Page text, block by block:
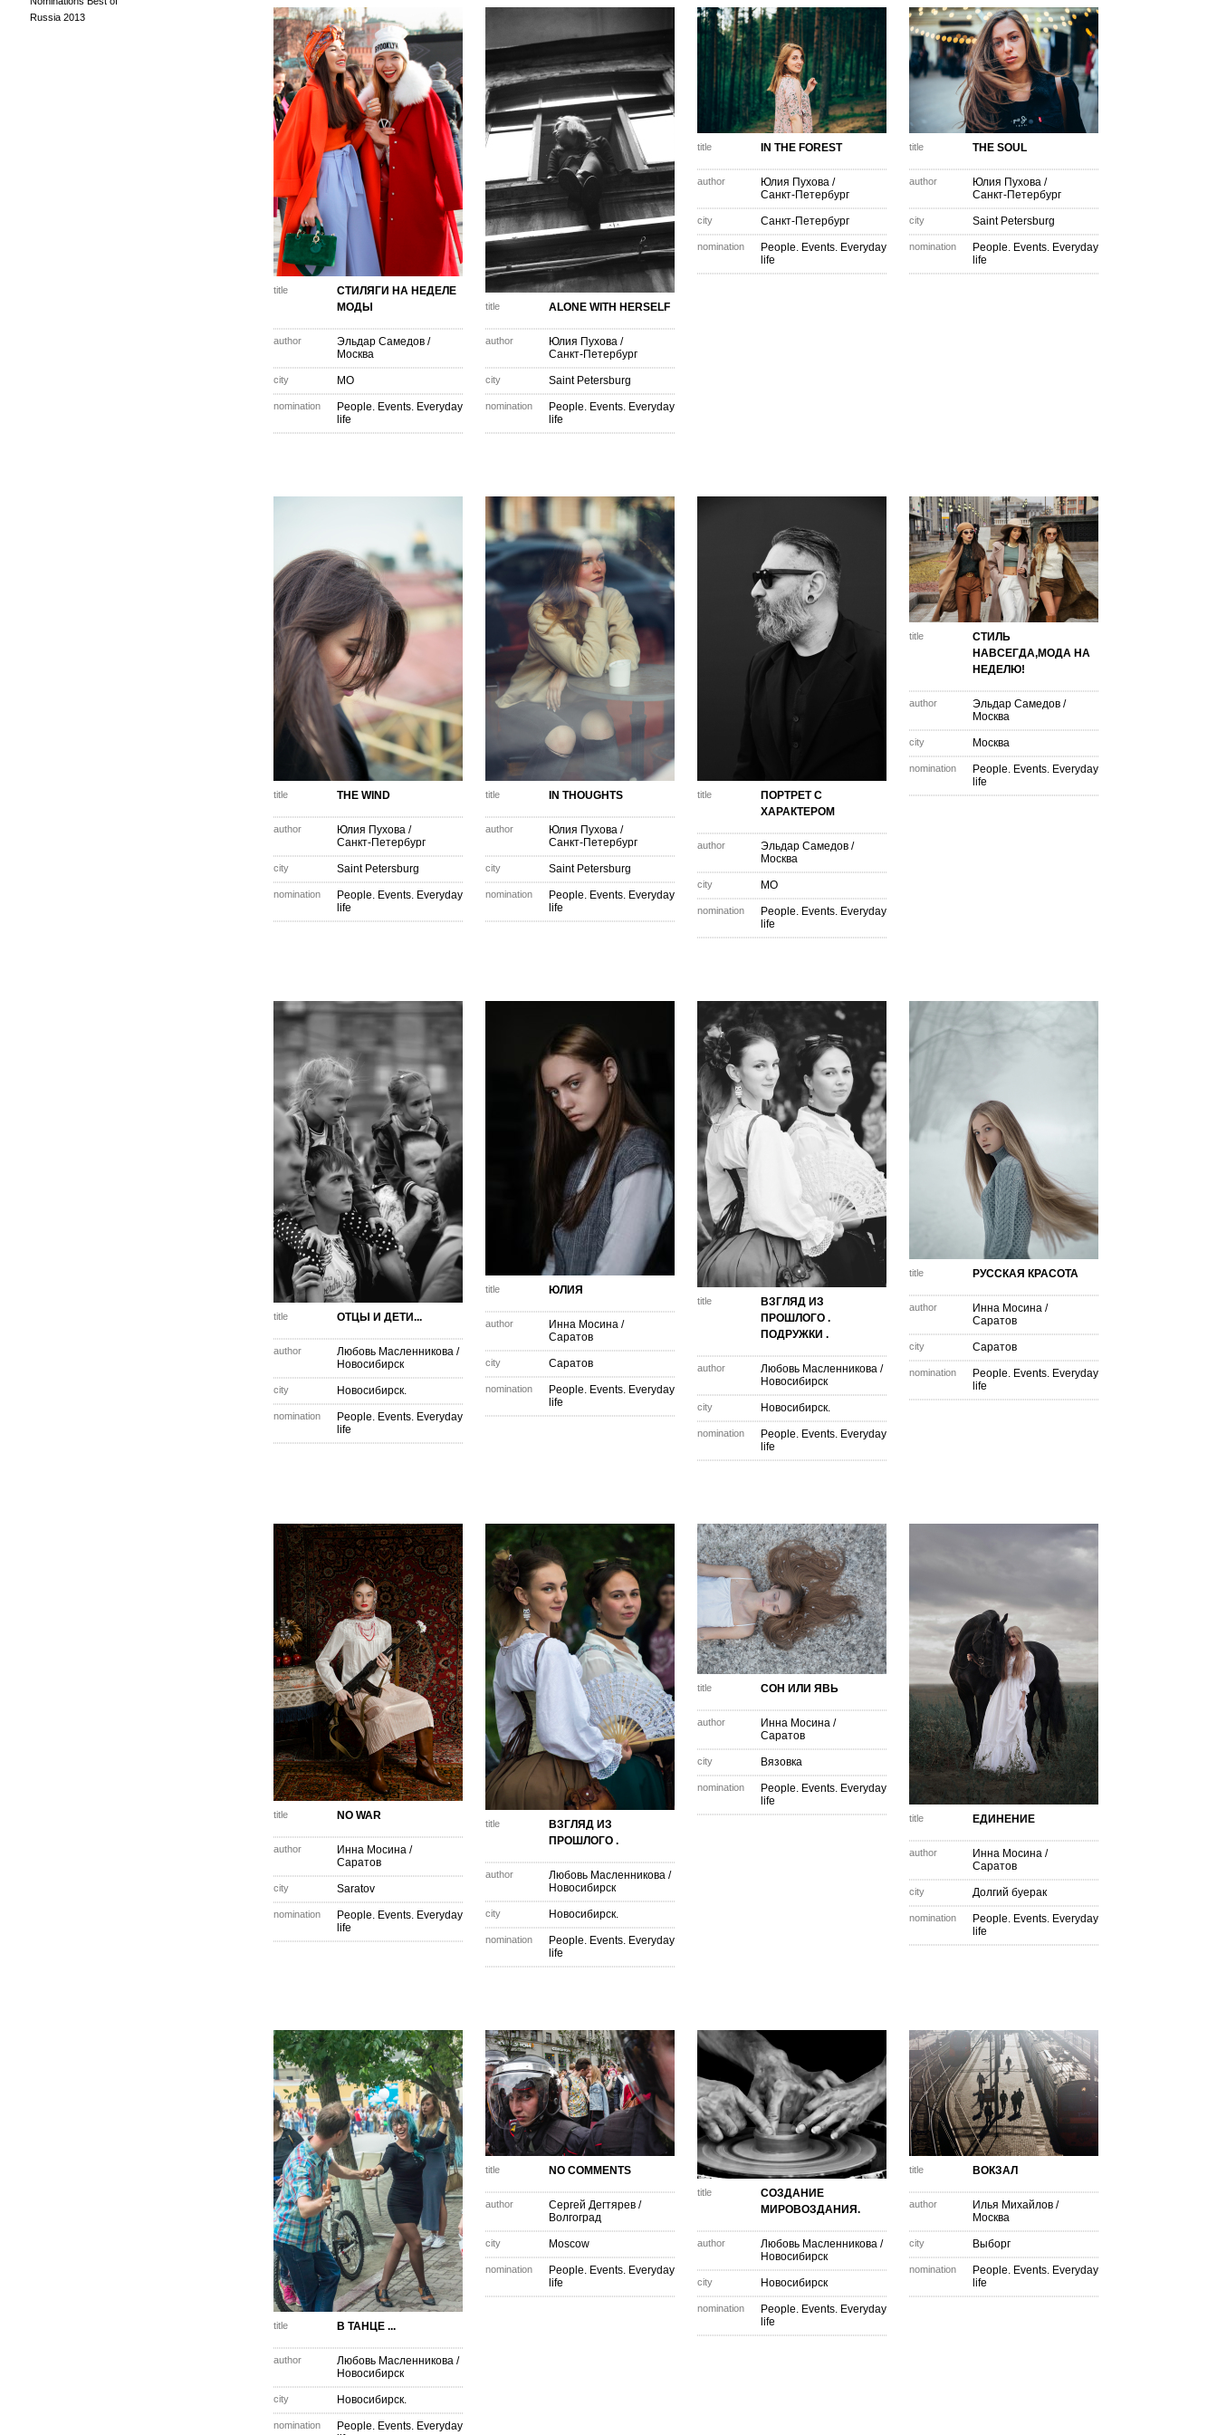
Russia 2013
title
СТИЛЯГИ НА НЕДЕЛЕ
МОДЫ
author Эльдар Самедов /
Москва
city МО
nomination
People. Events. Everyday
life
title ALONE WITH HERSELF
author Юлия Пухова /
Санкт-Петербург
city Saint Petersburg
nomination
People. Events. Everyday
life
title IN THE FOREST
author Юлия Пухова /
Санкт-Петербург
city Санкт-Петербург
nomination
People. Events. Everyday
life
title THE SOUL
author Юлия Пухова /
Санкт-Петербург
city Saint Petersburg
nomination
People. Events. Everyday
life
title THE WIND
author Юлия Пухова /
Санкт-Петербург
city Saint Petersburg
nomination
People. Events. Everyday
life
title IN THOUGHTS
author Юлия Пухова /
Санкт-Петербург
city Saint Petersburg
nomination
People. Events. Everyday
life
title
ПОРТРЕТ С
ХАРАКТЕРОМ
author Эльдар Самедов /
Москва
city МО
nomination
People. Events. Everyday
life
title
СТИЛЬ
НАВСЕГДА,МОДА НА
НЕДЕЛЮ!
author Эльдар Самедов /
Москва
city Москва
nomination
People. Events. Everyday
life
title ОТЦЫ И ДЕТИ...
author Любовь Масленникова /
Новосибирск
city Новосибирск.
nomination
People. Events. Everyday
life
title ЮЛИЯ
author Инна Мосина /
Саратов
city Саратов
nomination
People. Events. Everyday
life
title
ВЗГЛЯД ИЗ
ПРОШЛОГО .
ПОДРУЖКИ .
author Любовь Масленникова /
Новосибирск
city Новосибирск.
nomination
People. Events. Everyday
life
title РУССКАЯ КРАСОТА
author Инна Мосина /
Саратов
city Саратов
nomination
People. Events. Everyday
life
title NO WAR
author Инна Мосина /
Саратов
city Saratov
nomination
People. Events. Everyday
life
title
ВЗГЛЯД ИЗ
ПРОШЛОГО .
author Любовь Масленникова /
Новосибирск
city Новосибирск.
nomination
People. Events. Everyday
life
title СОН ИЛИ ЯВЬ
author Инна Мосина /
Саратов
city Вязовка
nomination
People. Events. Everyday
life
title ЕДИНЕНИЕ
author Инна Мосина /
Саратов
city Долгий буерак
nomination
People. Events. Everyday
life
title В ТАНЦЕ ...
author Любовь Масленникова /
Новосибирск
city Новосибирск.
nomination
People. Events. Everyday
title NO COMMENTS
author Сергей Дегтярев /
Волгоград
city Moscow
nomination
People. Events. Everyday
life
title
СОЗДАНИЕ
МИРОВОЗДАНИЯ.
author Любовь Масленникова /
Новосибирск
city Новосибирск
nomination
People. Events. Everyday
life
title ВОКЗАЛ
author Илья Михайлов /
Москва
city Выборг
nomination
People. Events. Everyday
life